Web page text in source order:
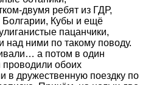
двумя ребят из ГДР,
Болгарии, Кубы и ещё
пацанчики,
над ними по такому поводу.
а потом в один
проводили обоих
в дружественную поездку по